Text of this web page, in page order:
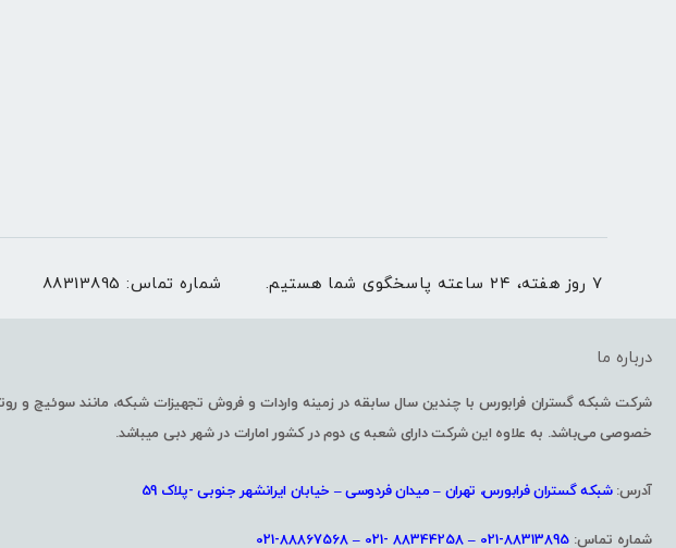
۷ روز هفته، ۲۴ ساعته پاسخگوی شما هستیم. شماره تماس: 88313895
درباره ما
خصوصی می‌باشد. به علاوه این شرکت دارای شعبه ی دوم در کشور امارات در شهر دبی میباشد.
آدرس:شبکه گستران فرابورس، تهران – میدان فردوسی – خیابان ایرانشهر جنوبی -پلاک 59
شماره تماس: 88313895-021 – 88344258 -021 – 88867568-021